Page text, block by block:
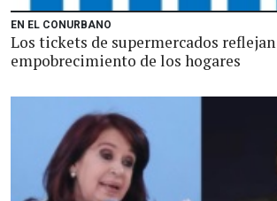
EN EL CONURBANO
Los tickets de supermercados
empobrecimiento de los hogares